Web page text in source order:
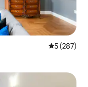
平均评分 5
5 (287)